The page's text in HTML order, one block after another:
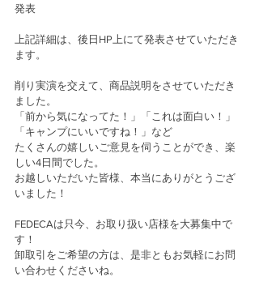
発表
上記詳細は、後日HP上にて発表させていただき
ます。
削り実演を交えて、商品説明をさせていただき
ました。
「前から気になってた！」「これは面白い！」
「キャンプにいいですね！」など
たくさんの嬉しいご意見を伺うことができ、楽
しい4日間でした。
お越しいただいた皆様、本当にありがとうござ
いました！
FEDECAは只今、お取り扱い店様を大募集中で
す！
卸取引をご希望の方は、是非ともお気軽にお問
い合わせくださいね。